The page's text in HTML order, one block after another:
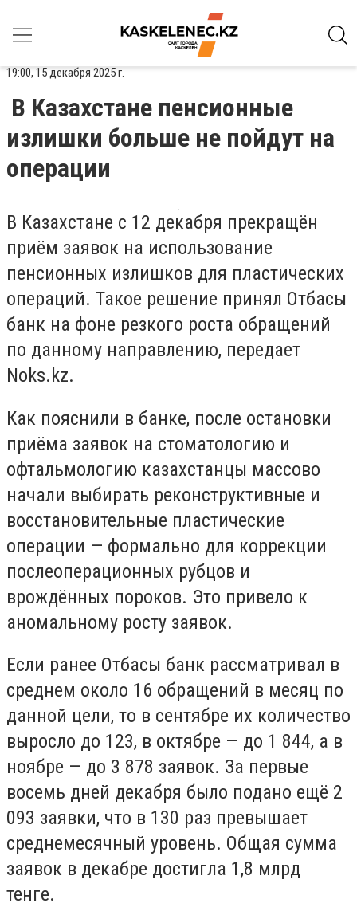
19:00, 15 декабря 2025 г.
В Казахстане пенсионные
излишки больше не пойдут на
операции
В Казахстане с 12 декабря прекращён
приём заявок на использование
пенсионных излишков для пластических
операций. Такое решение принял Отбасы
банк на фоне резкого роста обращений
по данному направлению, передает
Noks.kz.
Как пояснили в банке, после остановки
приёма заявок на стоматологию и
офтальмологию казахстанцы массово
начали выбирать реконструктивные и
восстановительные пластические
операции — формально для коррекции
послеоперационных рубцов и
врождённых пороков. Это привело к
аномальному росту заявок.
Если ранее Отбасы банк рассматривал в
среднем около 16 обращений в месяц по
данной цели, то в сентябре их количество
выросло до 123, в октябре — до 1 844, а в
ноябре — до 3 878 заявок. За первые
восемь дней декабря было подано ещё 2
093 заявки, что в 130 раз превышает
среднемесячный уровень. Общая сумма
заявок в декабре достигла 1,8 млрд
тенге.